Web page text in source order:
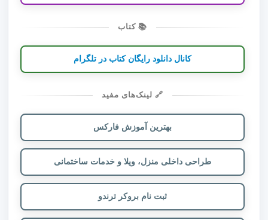
📚 کتاب
کانال دانلود رایگان کتاب در تلگرام
🔗 لینک‌های مفید
بهترین آموزش فارکس
طراحی داخلی منزل، ویلا و خدمات ساختمانی
ثبت نام بروکر ترندو